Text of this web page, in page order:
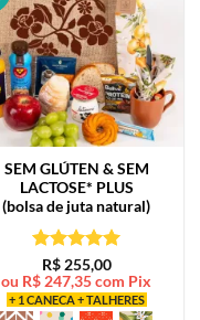
SEM GLÚTEN & SEM
LACTOSE* PLUS
(bolsa de juta natural)
Avaliação5
de 5
R$255,00
ou R$ 247,35com Pix
+ 1 CANECA + TALHERES